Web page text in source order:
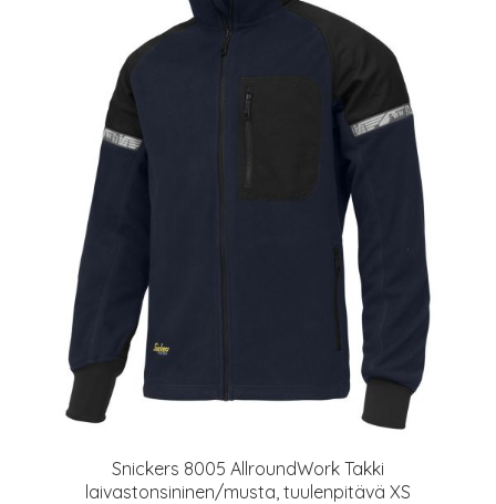
Snickers 8005 AllroundWork Takki
laivastonsininen/musta, tuulenpitävä XS